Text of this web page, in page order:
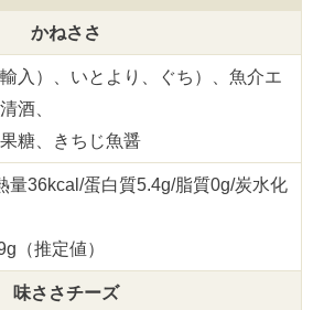
かねささ
入）、いとより、ぐち）、魚介エ
酒、
糖、きちじ魚醤
量36kcal/蛋白質5.4g/脂質0g/炭水化
（推定値）
味ささチーズ